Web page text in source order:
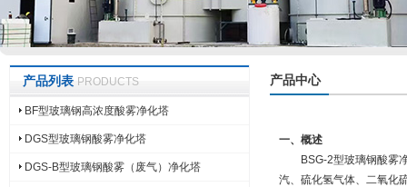
产品列表 PRODUCTS
BF型玻璃钢高浓度酸雾净化塔
DGS型玻璃钢酸雾净化塔
DGS-B型玻璃钢酸雾（废气）净化塔
产品中心
一、概述
BSG-2型玻璃钢酸雾净
汽、硫化氢气体、二氧化